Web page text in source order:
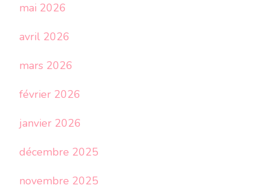
mai 2026
avril 2026
mars 2026
février 2026
janvier 2026
décembre 2025
novembre 2025